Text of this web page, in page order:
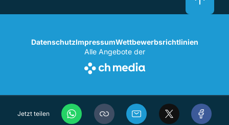
Jetzt teilen
DatenschutzImpressumWettbewerbsrichtlinien
Alle Angebote der